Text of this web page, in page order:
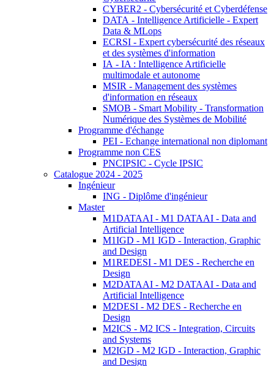
CYBER2 - Cybersécurité et Cyberdéfense
DATA - Intelligence Artificielle - Expert
Data & MLops
ECRSI - Expert cybersécurité des réseaux
et des systèmes d'information
IA - IA : Intelligence Artificielle
multimodale et autonome
MSIR - Management des systèmes
d'information en réseaux
SMOB - Smart Mobility - Transformation
Numérique des Systèmes de Mobilité
Programme d'échange
PEI - Echange international non diplomant
Programme non CES
PNCIPSIC - Cycle IPSIC
Catalogue 2024 - 2025
Ingénieur
ING - Diplôme d'ingénieur
Master
M1DATAAI - M1 DATAAI - Data and
Artificial Intelligence
M1IGD - M1 IGD - Interaction, Graphic
and Design
M1REDESI - M1 DES - Recherche en
Design
M2DATAAI - M2 DATAAI - Data and
Artificial Intelligence
M2DESI - M2 DES - Recherche en
Design
M2ICS - M2 ICS - Integration, Circuits
and Systems
M2IGD - M2 IGD - Interaction, Graphic
and Design